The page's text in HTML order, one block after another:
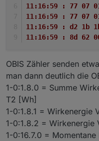
11:16:59 : 77 07
11:16:59 : 77 07
11:16:59 : d2 1b
11:16:59 : 8d 62
OBIS Zähler senden
man dann deutlich die
1-0:1.8.0 = Summe
T2 [Wh]
1-0:1.8.1 = Wirkenergie
1-0:1.8.2 = Wirkenergie
1-0:16.7.0 =